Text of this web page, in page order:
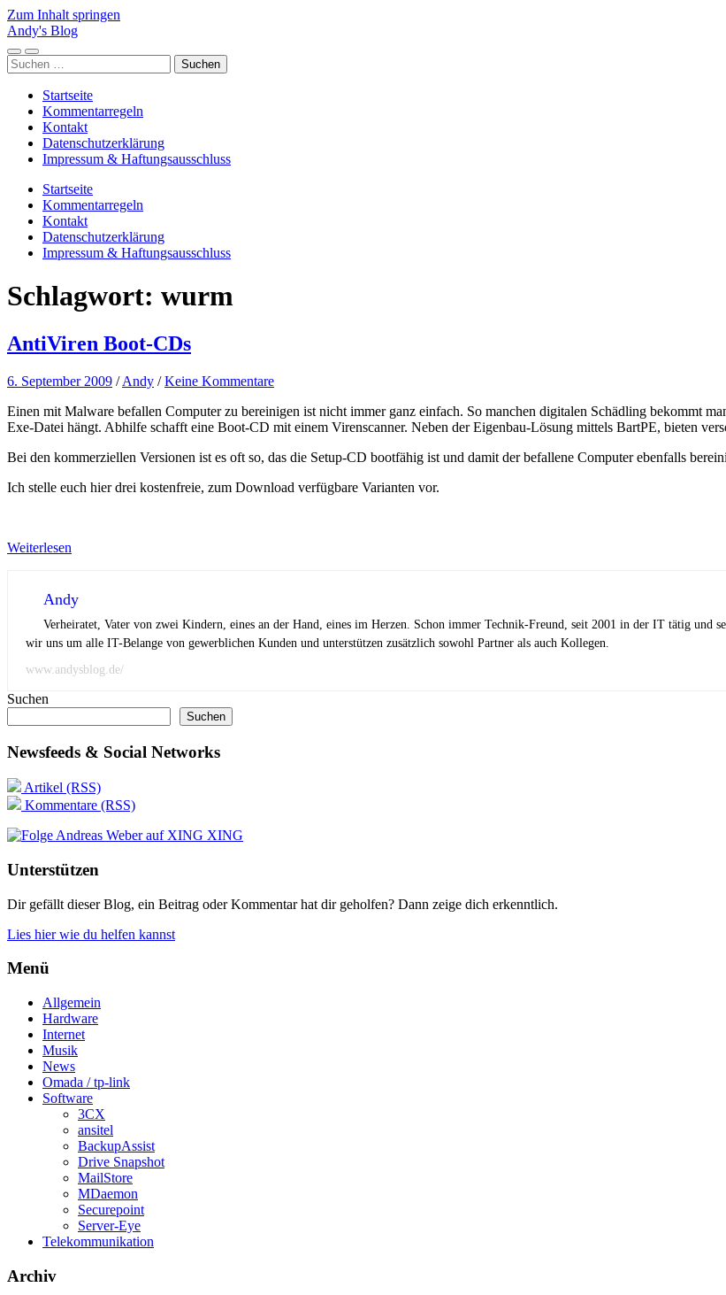
Zum Inhalt springen
Andy's Blog
Mobile-
Menü
Suchfeld
ein-/ausblenden
Suchen
nach:
Startseite
Kommentarregeln
Kontakt
Datenschutzerklärung
Impressum & Haftungsausschluss
Startseite
Kommentarregeln
Kontakt
Datenschutzerklärung
Impressum & Haftungsausschluss
Schlagwort: wurm
AntiViren Boot-CDs
6. September 2009 /Andy /Keine Kommentare
Einen mit Malware befallen Computer zu bereinigen ist nicht immer ganz einfach. So manchen digitalen Schädling bekommt
Exe-Datei hängt. Abhilfe schafft eine Boot-CD mit einem Virenscanner. Neben der Eigenbau-Lösung mittels BartPE, bieten
Bei den kommerziellen Versionen ist es oft so, das die Setup-CD bootfähig ist und damit der befallene Computer ebenfalls
Ich stelle euch hier drei kostenfreie, zum Download verfügbare Varianten vor.
Weiterlesen
Andy
Verheiratet, Vater von zwei Kindern, eines an der Hand, eines im Herzen. Schon immer Technik-Freund, seit 2001 in der IT tätig und
wir uns um alle IT-Belange von gewerblichen Kunden und unterstützen zusätzlich sowohl Partner als auch Kollegen.
www.andysblog.de/
Suchen
Suchen
Newsfeeds & Social Networks
Artikel (RSS)
Kommentare (RSS)
XING
Unterstützen
Dir gefällt dieser Blog, ein Beitrag oder Kommentar hat dir geholfen? Dann zeige dich erkenntlich.
Lies hier wie du helfen kannst
Menü
Allgemein
Hardware
Internet
Musik
News
Omada / tp-link
Software
3CX
ansitel
BackupAssist
Drive Snapshot
MailStore
MDaemon
Securepoint
Server-Eye
Telekommunikation
Archiv